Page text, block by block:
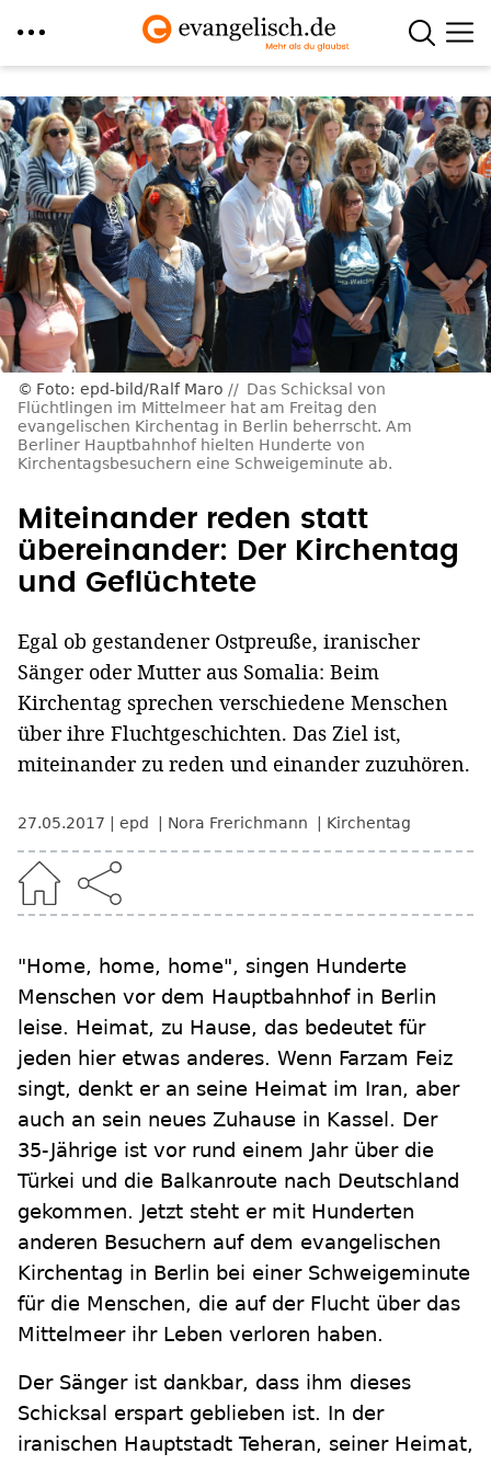
zum
Inhalt
Foto: epd-bild/Ralf Maro
Das Schicksal von
Flüchtlingen im Mittelmeer hat am Freitag den
evangelischen Kirchentag in Berlin beherrscht. Am
Berliner Hauptbahnhof hielten Hunderte von
Kirchentagsbesuchern eine Schweigeminute ab.
Miteinander reden statt
übereinander: Der Kirchentag
und Geflüchtete
Egal ob gestandener Ostpreuße, iranischer
Sänger oder Mutter aus Somalia: Beim
Kirchentag sprechen verschiedene Menschen
über ihre Fluchtgeschichten. Das Ziel ist,
miteinander zu reden und einander zuzuhören.
27.05.2017 epd Nora Frerichmann Kirchentag
"Home, home, home", singen Hunderte
Menschen vor dem Hauptbahnhof in Berlin
leise. Heimat, zu Hause, das bedeutet für
jeden hier etwas anderes. Wenn Farzam Feiz
singt, denkt er an seine Heimat im Iran, aber
auch an sein neues Zuhause in Kassel. Der
35-Jährige ist vor rund einem Jahr über die
Türkei und die Balkanroute nach Deutschland
gekommen. Jetzt steht er mit Hunderten
anderen Besuchern auf dem evangelischen
Kirchentag in Berlin bei einer Schweigeminute
für die Menschen, die auf der Flucht über das
Mittelmeer ihr Leben verloren haben.
Der Sänger ist dankbar, dass ihm dieses
Schicksal erspart geblieben ist. In der
iranischen Hauptstadt Teheran, seiner Heimat,